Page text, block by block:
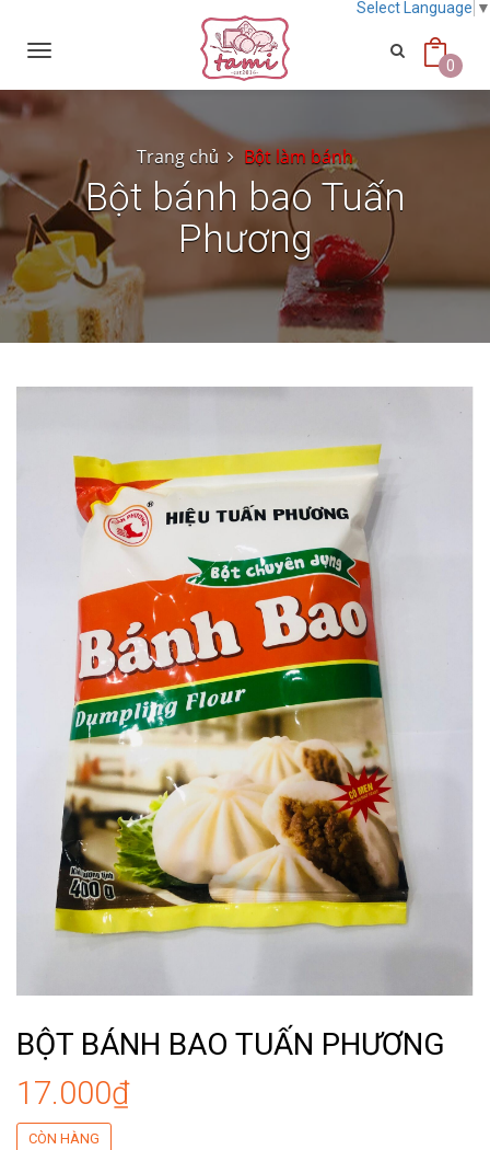
Select Language ▼
0
Toggle
Trang chủ Bột làm bánh
Bột bánh bao Tuấn
Phương
BỘT BÁNH BAO TUẤN PHƯƠNG
17.000₫
CÒN HÀNG